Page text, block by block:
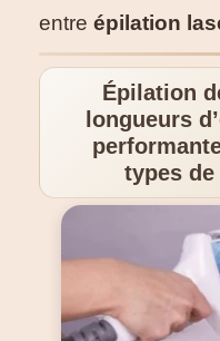
entre épilation
Épilation
longueurs
types